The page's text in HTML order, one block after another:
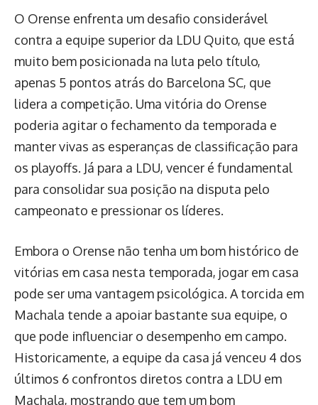
O Orense enfrenta um desafio considerável
contra a equipe superior da LDU Quito, que está
muito bem posicionada na luta pelo título,
apenas 5 pontos atrás do Barcelona SC, que
lidera a competição. Uma vitória do Orense
poderia agitar o fechamento da temporada e
manter vivas as esperanças de classificação para
os playoffs. Já para a LDU, vencer é fundamental
para consolidar sua posição na disputa pelo
campeonato e pressionar os líderes.
Embora o Orense não tenha um bom histórico de
vitórias em casa nesta temporada, jogar em casa
pode ser uma vantagem psicológica. A torcida em
Machala tende a apoiar bastante sua equipe, o
que pode influenciar o desempenho em campo.
Historicamente, a equipe da casa já venceu 4 dos
últimos 6 confrontos diretos contra a LDU em
Machala, mostrando que tem um bom